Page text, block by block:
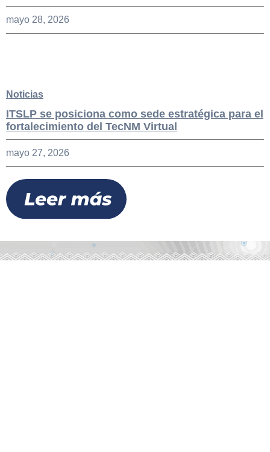
mayo 28, 2026
Noticias
ITSLP se posiciona como sede estratégica para el
fortalecimiento del TecNM Virtual
mayo 27, 2026